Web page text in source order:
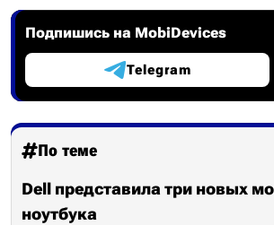
Подпишись на MobiDevices
Telegram
По теме
Dell представила три новых
ноутбука